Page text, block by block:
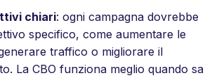
chiari: ogni campagna dovrebbe
specifico, come aumentare le
traffico o migliorare il
La CBO funziona meglio quando sa